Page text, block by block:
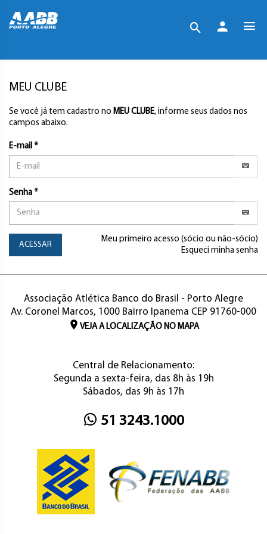
MEU CLUBE
Se você já tem cadastro no MEU CLUBE, informe seus dados nos
campos abaixo.
E-mail *
Senha *
ACESSAR
Meu primeiro acesso (sócio ou não-sócio)
Esqueci minha senha
Associação Atlética Banco do Brasil - Porto Alegre
Av. Coronel Marcos, 1000 Bairro Ipanema CEP 91760-000
VEJA A LOCALIZAÇÃO NO MAPA
Central de Relacionamento:
Segunda a sexta-feira, das 8h às 19h
Sábados, das 9h às 17h
51 3243.1000